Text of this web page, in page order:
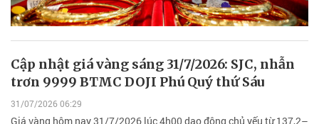
Cập nhật giá vàng sáng 31/7/2026: SJC, nhẫn
trơn 9999 BTMC DOJI Phú Quý thứ Sáu
31/07/2026 06:29
Giá vàng hôm nay 31/7/2026 lúc 4h00 dao động chủ yếu từ 137,2–